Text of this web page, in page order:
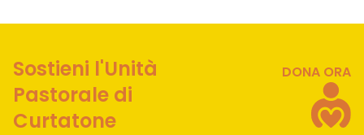
Sostieni l'Unità
Pastorale di
Curtatone
DONA ORA